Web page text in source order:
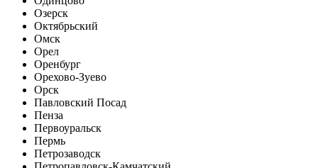
Озерск
Октябрьский
Омск
Орел
Оренбург
Орехово-Зуево
Орск
Павловский Посад
Пенза
Первоуральск
Пермь
Петрозаводск